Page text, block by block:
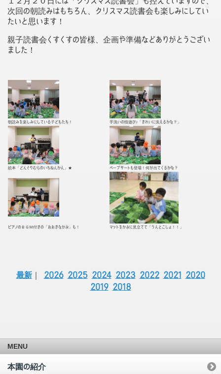
次回の朝読みはもちろん、クリスマス読書会も楽しみにしてい
たいと思います！
親子読書会くすくすの皆様、企画や準備などありがとうござい
ました！
朝読みを楽しみにしている子どもたち！ 手洗いの指遊び♪「きれいに洗えるかな？」
絵本「どんぐりむらのいちねんかん」★ ペープサートも登場！何が出てくるかな？
ピアノのＢＧＭ付きの「おおきなかぶ」も！ マットをかぶに見立てて「うんとこしょ！！」
最新｜ 2026 2025 2024 2023 2022 2021
2020
2019 2018
MENU
本園の紹介